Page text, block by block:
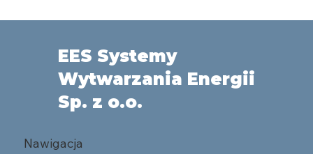
EES Systemy
Wytwarzania Energii
Sp. z o.o.
Nawigacja